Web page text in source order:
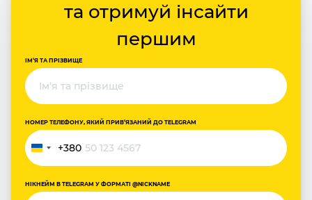
та отримуй інсайти
першим
ІМ‘Я ТА ПРІЗВИЩЕ
НОМЕР ТЕЛЕФОНУ, ЯКИЙ ПРИВ‘ЯЗАНИЙ ДО TELEGRAM
Україна
+380
+380
НІКНЕЙМ В TELEGRAM У ФОРМАТІ @NICKNAME